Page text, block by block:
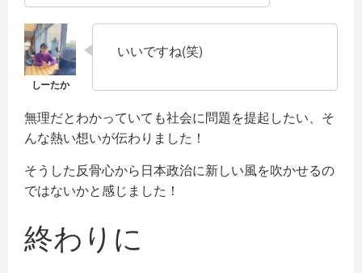
いいですね(笑)
無理だとわかっていても社会に問題を提起したい、そ
んな熱い想いが伝わりました！
そうした反骨心から日本政治に新しい風を吹かせるの
ではないかと感じました！
終わりに